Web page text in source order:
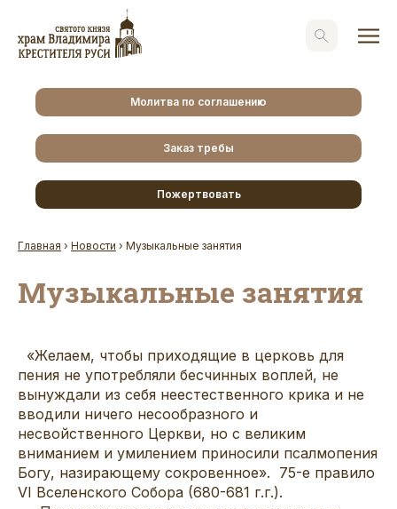
Молитва по соглашению
Заказ требы
Пожертвовать
Главная › Новости › Музыкальные занятия
Музыкальные занятия
«Желаем, чтобы приходящие в церковь для
пения не употребляли бесчинных воплей, не
вынуждали из себя неестественного крика и не
вводили ничего несообразного и
несвойственного Церкви, но с великим
вниманием и умилением приносили псалмопения
Богу, назирающему сокровенное». 75-е правило
VI Вселенского Собора (680-681 г.г.).